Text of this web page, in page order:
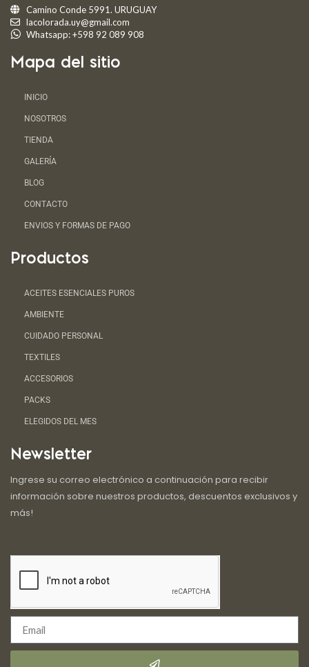
Camino Conde 5991. URUGUAY
lacolorada.uy@gmail.com
Whatsapp: +598 92 089 908
Mapa del sitio
INICIO
NOSOTROS
TIENDA
GALERÍA
BLOG
CONTACTO
ENVIOS Y FORMAS DE PAGO
Productos
ACEITES ESENCIALES PUROS
AMBIENTE
CUIDADO PERSONAL
TEXTILES
ACCESORIOS
PACKS
ELEGIDOS DEL MES
Newsletter
Ingrese su correo electrónico a continuación para recibir
información sobre nuestros productos, descuentos exclusivos y
más!